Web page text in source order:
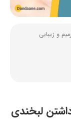
و زیبایی
لبخندی